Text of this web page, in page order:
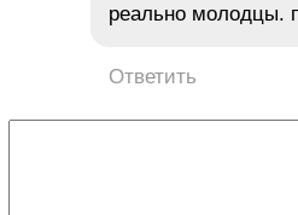
реально молодцы.
Ответить